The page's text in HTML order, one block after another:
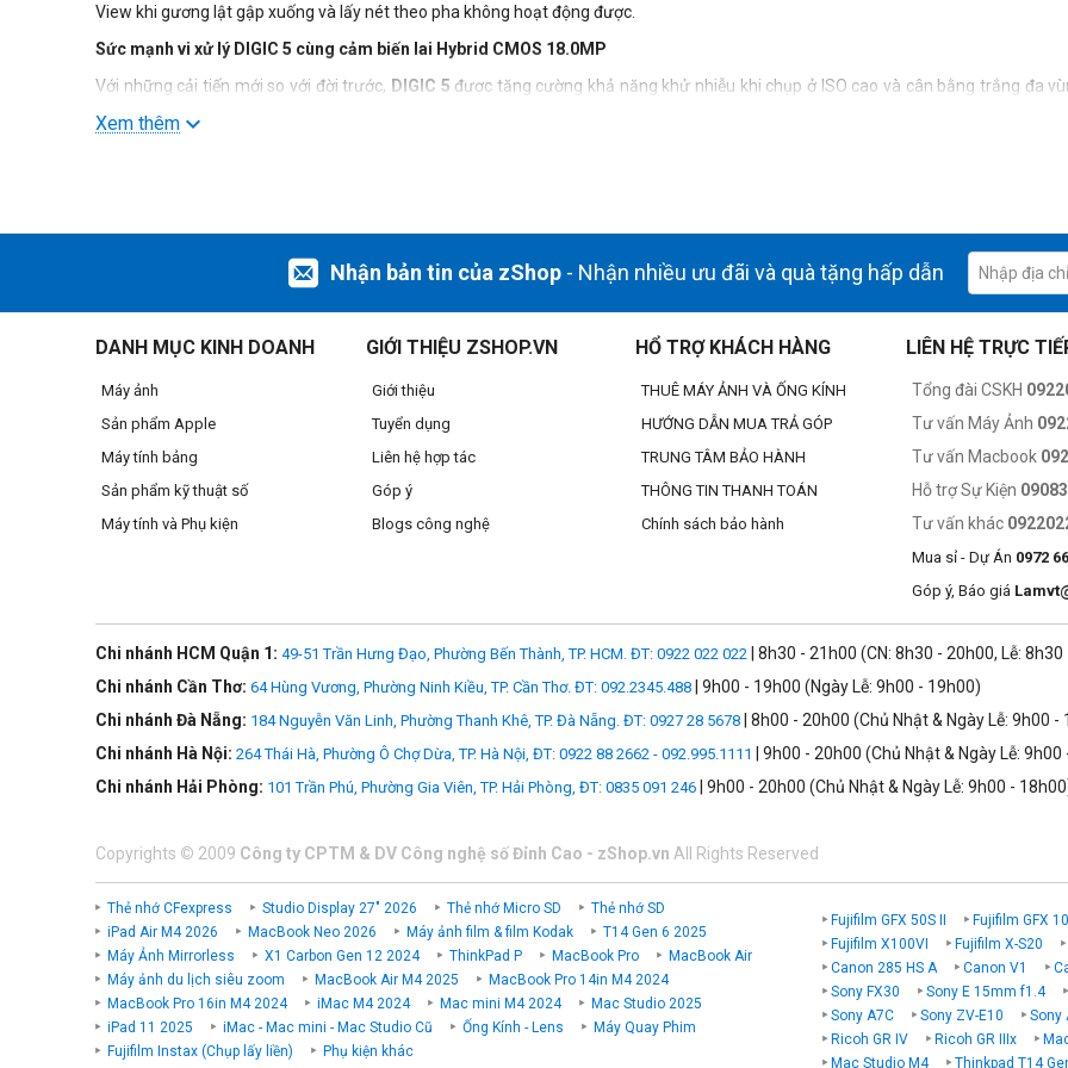
View khi gương lật gập xuống và lấy nét theo pha không hoạt động được.
Sức mạnh vi xử lý DIGIC 5 cùng cảm biến lai Hybrid CMOS 18.0MP
Với những cải tiến mới so với đời trước, DIGIC 5 được tăng cường khả năng khử nhiễu khi chụp ở ISO cao và cân bằng trắng đa
đường truyền tín hiệu đa kênh, đồng thời tăng khả năng phản ứng của máy cho ảnh đẹp bất kể tình huống nào.
Quay phim Full HD chế độ Movie Servo AF
vì lấy nét bằng tay như các dòng EOS trước. Bên cạnh đó, máy còn hỗ trợ thêm chế độ Video Snapshot, cho phép người dùng
ngay trên máy.
Cảm biến đo sáng iFCL 63 vùng
Cảm biến đo sáng đa lớp 63 vùng iFCL được thiết kế mỗi lớp sẽ nhạy cảm với một bước sóng khác nhau của ánh sáng sau đó sẽ
Tích cực cải tiến so với đời trước
So vớiCanon 650D
đã có những cải tiến đáng kể và hoàn thiện như:
- Vòng chỉnh chế độ chụp có thể xoay tròn 360 độ.
- Creative filter có thể được xem trước khi chụp, để quyết định cảnh chụp nao dùng hiệu ứng nào sẽ tuyệt vời hơn.
Màn hình cảm ứng lật xoay 3"
dụng tripod hoặc chụp từ hướng trên đỉnh đầu mình xuống. Màn hình cảm ứng còn đặc biệt hữu ích khi người dùng có thể chỉnh
zoom hình to lên hoặc thu nhỏ hình nhỏ lại.
Giao diện hướng dẫn của Canon 700Dđược trình bày hết sức trực quan và dễ hiểu, hỗ trợ tối đa những người mới bắt đầu sử
mới vào nghề, máy còn được tích hợp hai chế độ chụp mới là chế độ chụp cảnh đêm Handheld Night Scene và chế độ ngược
dàng hơn bao giờ hết.
>>> Xem thêm nhiềumáy ảnh Canon cũkhác tại zShop
Xem thêm
Nhận bản tin của zShop - Nhận nhiều ưu đãi và quà tặng hấp dẫn
DANH MỤC KINH DOANH
Máy ảnh
Sản phẩm Apple
Máy tính bảng
Sản phẩm kỹ thuật số
Máy tính và Phụ kiện
GIỚI THIỆU ZSHOP.VN
Giới thiệu
Tuyển dụng
Liên hệ hợp tác
Góp ý
Blogs công nghệ
HỔ TRỢ KHÁCH HÀNG
THUÊ MÁY ẢNH VÀ ỐNG KÍNH
HƯỚNG DẪN MUA TRẢ GÓP
TRUNG TÂM BẢO HÀNH
THÔNG TIN THANH TOÁN
Chính sách bảo hành
LIÊN HỆ TRỰC
Tổng đài CSKH
Tư vấn Máy Ảnh
Tư vấn Macbook
Hỗ trợ Sự Kiện
Tư vấn khác
Mua sỉ - Dự Án 0972
Góp ý, Báo giá
Chi nhánh HCM Quận 1: 49-51 Trần Hưng Đạo, Phường Bến Thành, TP. HCM. ĐT: 0922 022 022 | 8h30 - 21h00 (CN: 8h30 - 20h00, Lễ:
Chi nhánh Cần Thơ: 64 Hùng Vương, Phường Ninh Kiều, TP. Cần Thơ. ĐT: 092.2345.488 | 9h00 - 19h00 (Ngày Lễ: 9h00 - 19h00)
Chi nhánh Đà Nẵng: 184 Nguyễn Văn Linh, Phường Thanh Khê, TP. Đà Nẵng. ĐT: 0927 28 5678 | 8h00 - 20h00 (Chủ Nhật & Ngày Lễ: 9h00 -
Chi nhánh Hà Nội: 264 Thái Hà, Phường Ô Chợ Dừa, TP. Hà Nội, ĐT: 0922 88 2662 - 092.995.1111
| 9h00 - 20h00 (Chủ Nhật & Ngày Lễ:
Chi nhánh Hải Phòng: 101 Trần Phú, Phường Gia Viên, TP. Hải Phòng, ĐT: 0835 091 246 | 9h00 - 20h00 (Chủ Nhật & Ngày Lễ: 9h00 -
Copyrights © 2009 Công ty CPTM & DV Công nghệ số Đỉnh Cao - zShop.vn All Rights Reserved
Thẻ nhớ CFexpress Studio Display 27" 2026 Thẻ nhớ Micro SD
Thẻ nhớ SD
iPad Air M4 2026
MacBook Neo 2026 Máy ảnh film & film Kodak
T14 Gen 6 2025
Máy Ảnh Mirrorless
X1 Carbon Gen 12 2024 ThinkPad P MacBook Pro
MacBook Air
Máy ảnh du lịch siêu zoom
MacBook Air M4 2025
MacBook Pro 14in M4 2024
MacBook Pro 16in M4 2024
iMac M4 2024 Mac mini M4 2024
Mac Studio 2025
iPad 11 2025
iMac - Mac mini - Mac Studio Cũ Ống Kính - Lens
Máy Quay Phim
Fujifilm Instax (Chụp lấy liền)
Phụ kiện khác
Fujifilm GFX 50S II Fujifilm GFX
Fujifilm X100VI
Fujifilm X-S20
Canon 285 HS A
Canon V1
Sony FX30
Sony E 15mm f1.4
Sony A7C
Sony ZV-E10 Sony
Ricoh GR IV
Ricoh GR IIIx
Mac Studio M4
Thinkpad T14